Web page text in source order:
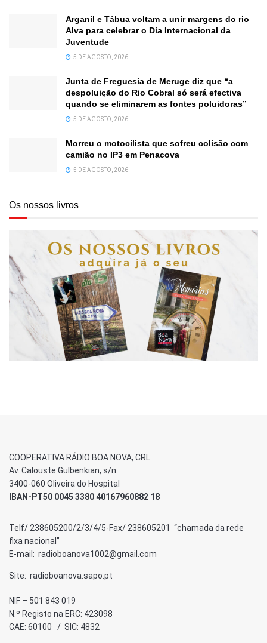
Arganil e Tábua voltam a unir margens do rio
Alva para celebrar o Dia Internacional da
Juventude
5 DE AGOSTO, 2026
Junta de Freguesia de Meruge diz que “a
despoluição do Rio Cobral só será efectiva
quando se eliminarem as fontes poluidoras”
5 DE AGOSTO, 2026
Morreu o motocilista que sofreu colisão com
camião no IP3 em Penacova
5 DE AGOSTO, 2026
Os nossos livros
COOPERATIVA RÁDIO BOA NOVA, CRL
Av. Calouste Gulbenkian, s/n
3400-060 Oliveira do Hospital
IBAN-PT50 0045 3380 40167960882 18
Telf/ 238605200/2/3/4/5-Fax/ 238605201 “chamada da rede
fixa nacional”
E-mail: radioboanova1002@gmail.com
Site: radioboanova.sapo.pt
NIF – 501 843 019
N.º Registo na ERC: 423098
CAE: 60100 / SIC: 4832